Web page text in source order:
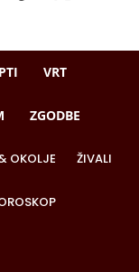
VRT
ZGODBE
OKOLJE ŽIVALI